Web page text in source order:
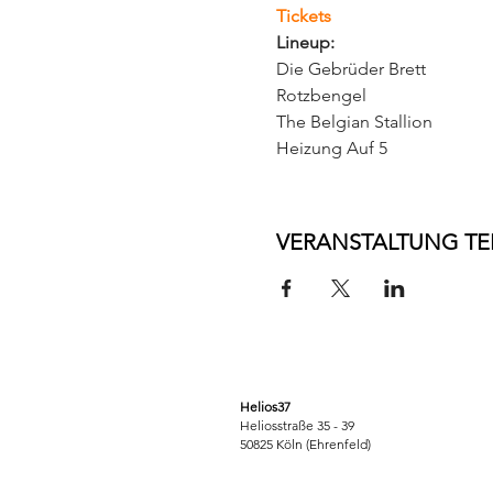
Tickets
Lineup:
Die Gebrüder Brett
Rotzbengel
The Belgian Stallion
Heizung Auf 5
VERANSTALTUNG
Helios37
Heliosstraße 35 - 39
50825 Köln (Ehrenfeld)